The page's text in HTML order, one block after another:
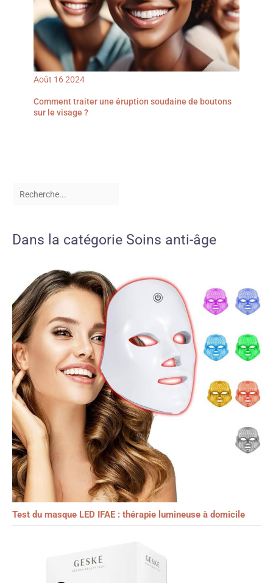
Août 162024
Comment traiter une éruption soudaine de boutons
sur le visage ?
Dans la catégorie Soins anti-âge
Test du masque LED IFAE : thérapie lumineuse à domicile